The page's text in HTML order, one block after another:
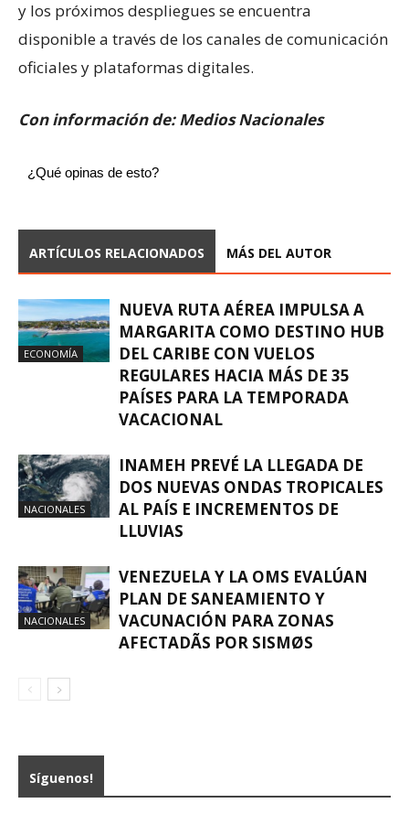
y los próximos despliegues se encuentra
disponible a través de los canales de comunicación
oficiales y plataformas digitales.
Con información de: Medios Nacionales
¿Qué opinas de esto?
ARTÍCULOS RELACIONADOS MÁS DEL AUTOR
ECONOMÍA
NUEVA RUTA AÉREA IMPULSA A
MARGARITA COMO DESTINO HUB
DEL CARIBE CON VUELOS
REGULARES HACIA MÁS DE 35
PAÍSES PARA LA TEMPORADA
VACACIONAL
NACIONALES
INAMEH PREVÉ LA LLEGADA DE
DOS NUEVAS ONDAS TROPICALES
AL PAÍS E INCREMENTOS DE
LLUVIAS
NACIONALES
VENEZUELA Y LA OMS EVALÚAN
PLAN DE SANEAMIENTO Y
VACUNACIÓN PARA ZONAS
AFECTADÃS POR SISMØS
Síguenos!